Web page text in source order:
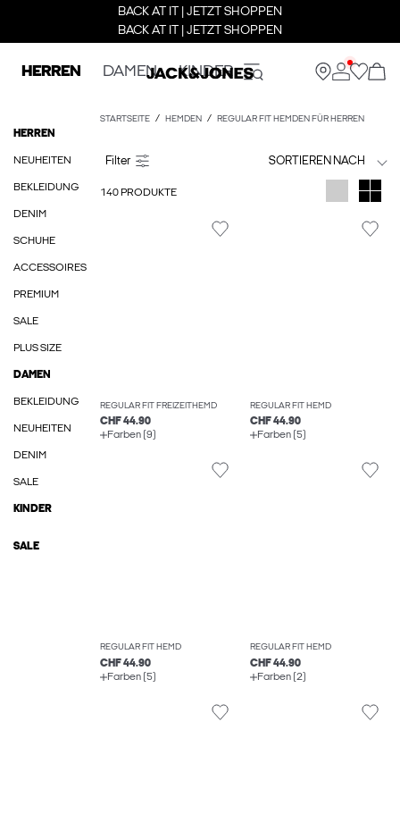
BACK AT IT | JETZT SHOPPEN
BACK AT IT | JETZT SHOPPEN
HERREN DAMEN KINDER
HERREN
NEUHEITEN
BEKLEIDUNG
DENIM
SCHUHE
ACCESSOIRES
PREMIUM
SALE
PLUS SIZE
DAMEN
BEKLEIDUNG
NEUHEITEN
DENIM
SALE
KINDER
SALE
STARTSEITE HEMDEN REGULAR FIT HEMDEN FÜR HERREN
SORTIEREN NACH
140 PRODUKTE
REGULAR FIT FREIZEITHEMD
CHF 44.90
Farben (9)
REGULAR FIT HEMD
CHF 44.90
Farben (5)
REGULAR FIT HEMD
CHF 44.90
Farben (5)
REGULAR FIT HEMD
CHF 44.90
Farben (2)